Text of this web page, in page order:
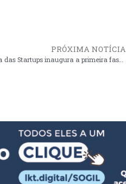
PRÓXIMA NOTÍCIA
Espaço PradoTech – Casa das Startups inaugura a primeira fase da sede